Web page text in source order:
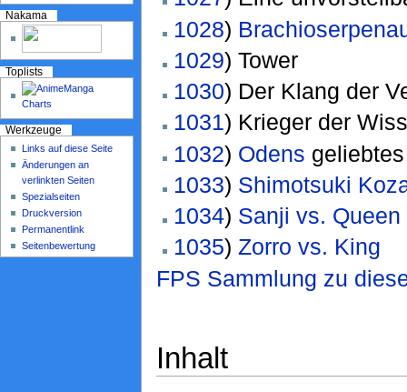
1028)
1029) Tower
1030) Der Klang der
1031) Krieger der
1032) Odens
1033) Shimotsuki
1034) Sanji vs. Queen
1035) Zorro vs. King
FPS Sammlung zu
Inhalt
Nakama
Toplists
Werkzeuge
Links auf diese Seite
Änderungen an
verlinkten Seiten
Spezialseiten
Druckversion
Permanentlink
Seitenbewertung